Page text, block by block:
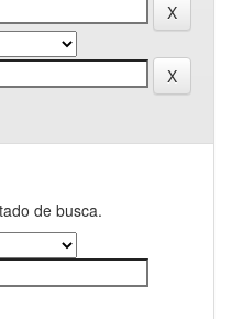
de busca.